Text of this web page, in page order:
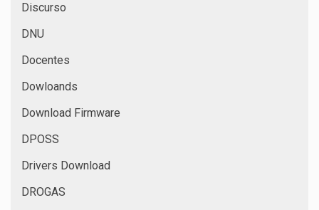
Discurso
DNU
Docentes
Dowloands
Download Firmware
DPOSS
Drivers Download
DROGAS